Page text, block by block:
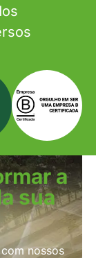
a
sua
nossos